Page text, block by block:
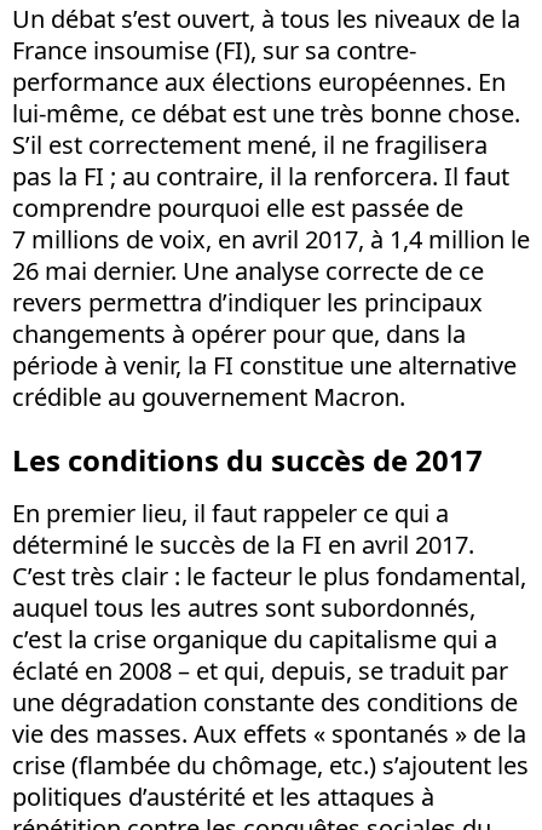
Un débat s’est ouvert, à tous les niveaux de la
France insoumise (FI), sur sa contre-
performance aux élections européennes. En
lui-même, ce débat est une très bonne chose.
S’il est correctement mené, il ne fragilisera
pas la FI ; au contraire, il la renforcera. Il faut
comprendre pourquoi elle est passée de
7 millions de voix, en avril 2017, à 1,4 million le
26 mai dernier. Une analyse correcte de ce
revers permettra d’indiquer les principaux
changements à opérer pour que, dans la
période à venir, la FI constitue une alternative
crédible au gouvernement Macron.
Les conditions du succès de 2017
En premier lieu, il faut rappeler ce qui a
déterminé le succès de la FI en avril 2017.
C’est très clair : le facteur le plus fondamental,
auquel tous les autres sont subordonnés,
c’est la crise organique du capitalisme qui a
éclaté en 2008 – et qui, depuis, se traduit par
une dégradation constante des conditions de
vie des masses. Aux effets « spontanés » de la
crise (flambée du chômage, etc.) s’ajoutent les
politiques d’austérité et les attaques à